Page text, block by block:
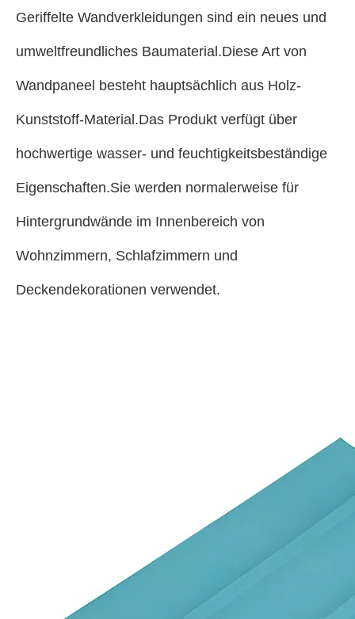
Geriffelte Wandverkleidungen sind ein neues und
umweltfreundliches Baumaterial.Diese Art von
Wandpaneel besteht hauptsächlich aus Holz-
Kunststoff-Material.Das Produkt verfügt über
hochwertige wasser- und feuchtigkeitsbeständige
Eigenschaften.Sie werden normalerweise für
Hintergrundwände im Innenbereich von
Wohnzimmern, Schlafzimmern und
Deckendekorationen verwendet.